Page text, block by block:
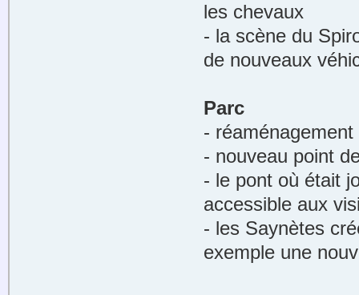
les chevaux
- la scène du
de nouveaux
Parc
-
- nouveau point
- le pont où était
accessible aux
- les Saynètes
exemple une